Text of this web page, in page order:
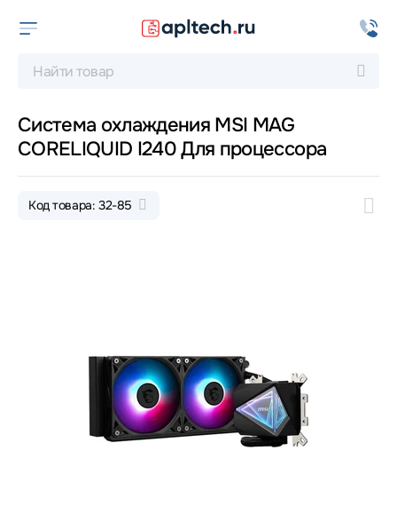
Система охлаждения MSI MAG
CORELIQUID I240 Для процессора
Код товара: 32-85